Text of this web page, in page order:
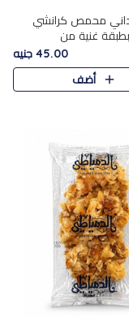
محمص كرانشي
غنية من
يجمع بين طعم
الكلاسكيكية
للفول السوداني وحلاوة
45.00 جنيه
أضف